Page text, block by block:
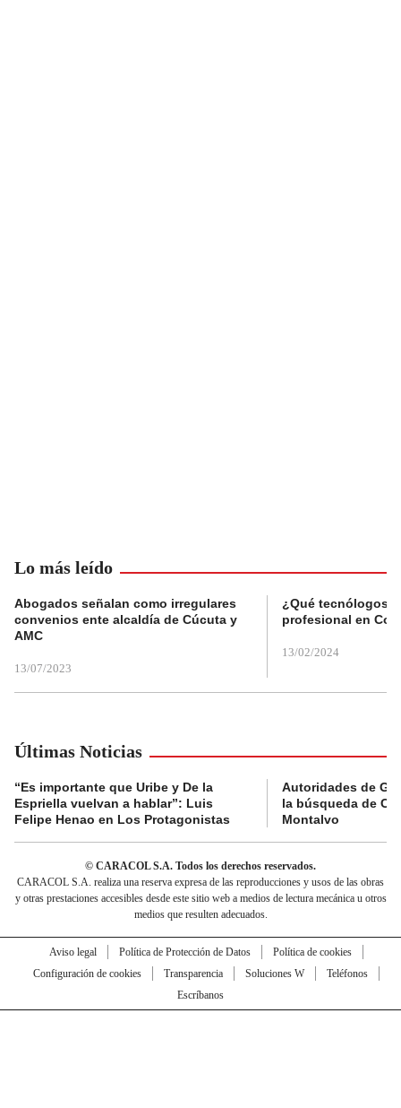
Lo más leído
Abogados señalan como irregulares
convenios ente alcaldía de Cúcuta y
AMC
13/07/2023
¿Qué tecnólogos
profesional en
13/02/2024
Últimas Noticias
“Es importante que Uribe y De la
Espriella vuelvan a hablar”: Luis
Felipe Henao en Los Protagonistas
Autoridades de
la búsqueda de
Montalvo
© CARACOL S.A. Todos los derechos reservados.
CARACOL S.A. realiza una reserva expresa de las reproducciones y usos de las obras
y otras prestaciones accesibles desde este sitio web a medios de lectura mecánica u otros
medios que resulten adecuados.
Aviso legal Política de Protección de Datos
Política de cookies
Configuración de cookies
Transparencia Soluciones W
Teléfonos
Escríbanos